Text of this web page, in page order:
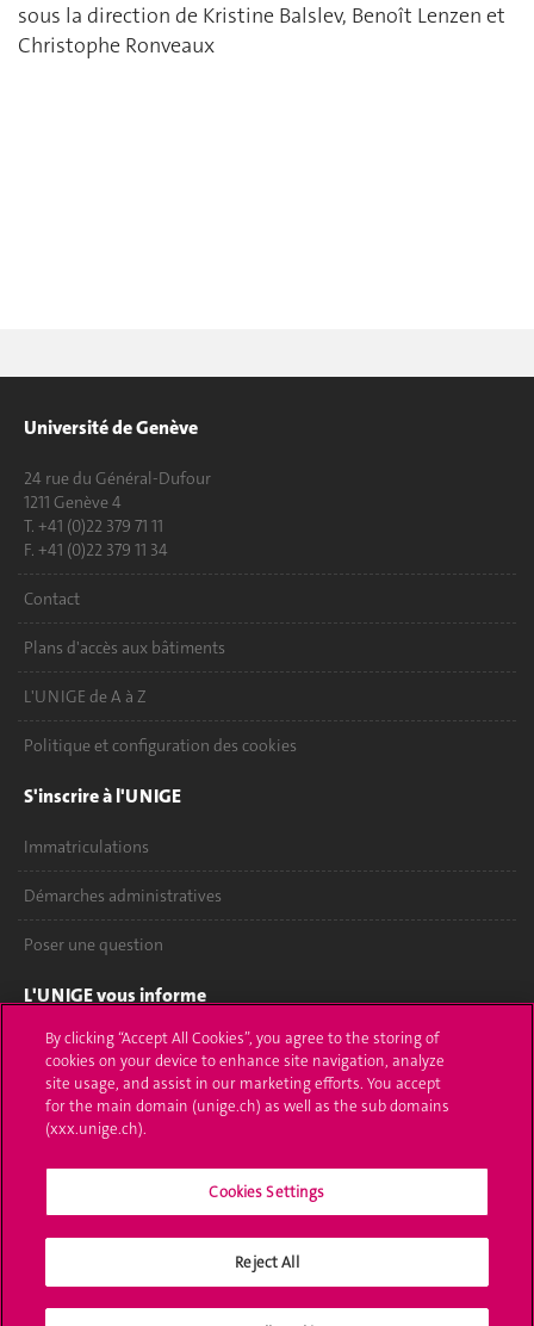
sous la direction de Kristine Balslev, Benoît Lenzen et
Christophe Ronveaux
Université de Genève
24 rue du Général-Dufour
1211 Genève 4
T. +41 (0)22 379 71 11
F. +41 (0)22 379 11 34
Contact
Plans d'accès aux bâtiments
L'UNIGE de A à Z
Politique et configuration des cookies
S'inscrire à l'UNIGE
Immatriculations
Démarches administratives
Poser une question
L'UNIGE vous informe
UNIGE Mobile
Médias
Offres d'emploi
Calendrier académique
Médias sociaux UNIGE
By clicking “Accept All Cookies”, you agree to the storing of
cookies on your device to enhance site navigation, analyze
site usage, and assist in our marketing efforts. You accept
for the main domain (unige.ch) as well as the sub domains
(xxx.unige.ch).
Cookies Settings
Reject All